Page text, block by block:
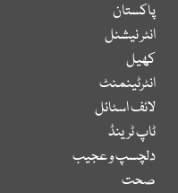
پاکستان
انٹر نیشنل
کھیل
انٹرٹینمنٹ
لائف اسٹائل
ٹاپ ٹرینڈ
دلچسپ و عجیب
صحت